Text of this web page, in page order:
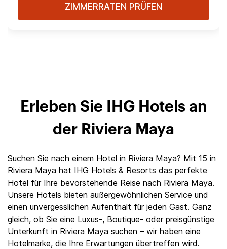
ZIMMERRATEN PRÜFEN
Erleben Sie IHG Hotels an
der Riviera Maya
Suchen Sie nach einem Hotel in Riviera Maya? Mit 15 in
Riviera Maya hat IHG Hotels & Resorts das perfekte
Hotel für Ihre bevorstehende Reise nach Riviera Maya.
Unsere Hotels bieten außergewöhnlichen Service und
einen unvergesslichen Aufenthalt für jeden Gast. Ganz
gleich, ob Sie eine Luxus-, Boutique- oder preisgünstige
Unterkunft in Riviera Maya suchen – wir haben eine
Hotelmarke, die Ihre Erwartungen übertreffen wird.